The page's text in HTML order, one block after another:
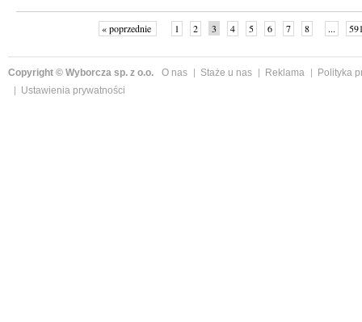
« poprzednie 1 2 3 4 5 6 7 8 ...
Copyright © Wyborcza sp. z o.o. O nas Staże u nas Reklama
Polityka
Ustawienia prywatności